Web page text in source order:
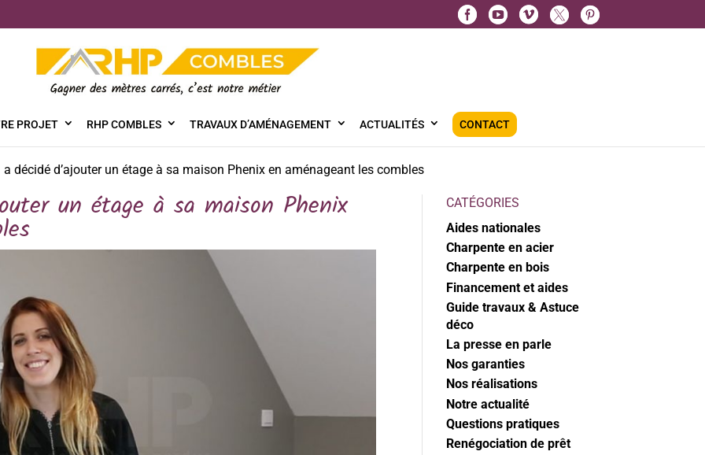
PROJET RHP COMBLES TRAVAUX D’AMÉNAGEMENT ACTUALITÉS CONTACT
décidé d’ajouter un étage à sa maison Phenix en aménageant les combles
un étage à sa maison Phenix
CATÉGORIES
Aides nationales
Charpente en acier
Charpente en bois
Financement et aides
Guide travaux & Astuce
déco
La presse en parle
Nos garanties
Nos réalisations
Notre actualité
Questions pratiques
Renégociation de prêt